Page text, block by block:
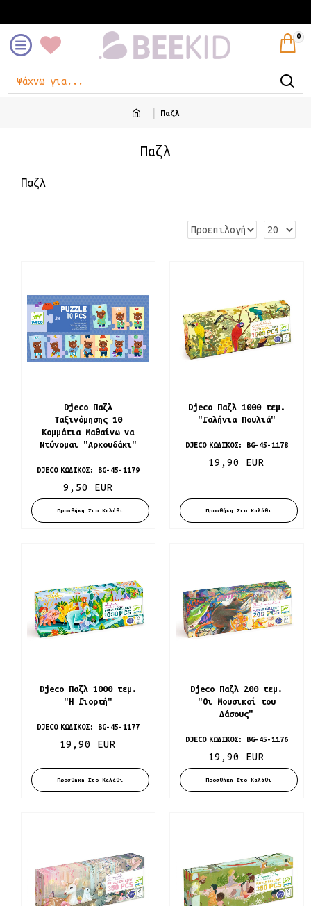
0
Παζλ
Παζλ
Παζλ
DJECO ΚΩΔΙΚΌΣ: BG-45-1179
Djeco Παζλ
Ταξινόμησης 10
Κομμάτια Μαθαίνω να
Ντύνομαι "Αρκουδάκι"
9,50 EUR
Προσθήκη Στο Καλάθι
DJECO ΚΩΔΙΚΌΣ: BG-45-1178
Djeco Παζλ 1000 τεμ.
"Γαλήνια Πουλιά"
19,90 EUR
Προσθήκη Στο Καλάθι
DJECO ΚΩΔΙΚΌΣ: BG-45-1177
Djeco Παζλ 1000 τεμ.
"Η Γιορτή"
19,90 EUR
Προσθήκη Στο Καλάθι
DJECO ΚΩΔΙΚΌΣ: BG-45-1176
Djeco Παζλ 200 τεμ.
"Οι Μουσικοί του
Δάσους"
19,90 EUR
Προσθήκη Στο Καλάθι